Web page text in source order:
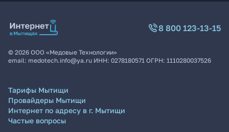
8 800 123-13-15
© 2026 ООО «Медовые Технологии»
email: medotech.info@ya.ru ИНН: 0278180571 ОГРН: 1110280037526
Тарифы Мытищи
Провайдеры Мытищи
Интернет по адресу в г. Мытищи
Частые вопросы